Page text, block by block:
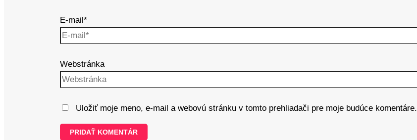
E-mail*
Webstránka
Uložiť moje meno, e-mail a webovú stránku v tomto prehliadači pre moje budúce komentáre.